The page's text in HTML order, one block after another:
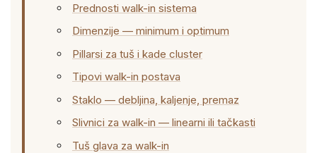
Prednosti walk-in sistema
Dimenzije — minimum i optimum
Pillarsi za tuš i kade cluster
Tipovi walk-in postava
Staklo — debljina, kaljenje, premaz
Slivnici za walk-in — linearni ili tačkasti
Tuš glava za walk-in